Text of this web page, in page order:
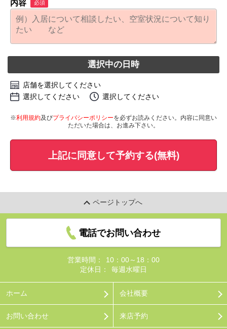
内容 必須
選択中の日時
店舗を選択してください
選択してください
選択してください
※利用規約及びプライバシーポリシーを必ずお読みください。内容に同意い
ただいた場合は、お進み下さい。
上記に同意して予約する(無料)
ページトップへ
電話でお問い合わせ
営業時間：
10：00～18：00
定休日：
毎週水曜日
ホーム 会社概要
お問い合わせ 来店予約